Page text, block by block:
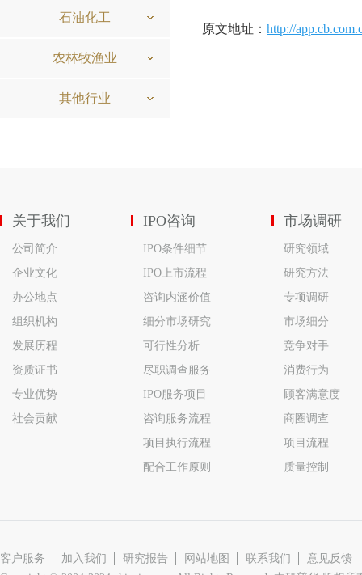
石油化工
农林牧渔业
其他行业
原文地址： http://
关于我们
公司简介
企业文化
办公地点
组织机构
发展历程
资质证书
专业优势
社会贡献
IPO咨询
IPO条件细节
IPO上市流程
咨询内涵价值
细分市场研究
可行性分析
尽职调查服务
IPO服务项目
咨询服务流程
项目执行流程
配合工作原则
市场调研
研究领域
研究方法
专项调研
市场细分
竞争对手
消费行为
顾客满意度
商圈调查
项目流程
质量控制
客户服务 加入我们 研究报告 网站地图 联系我们
意见反馈